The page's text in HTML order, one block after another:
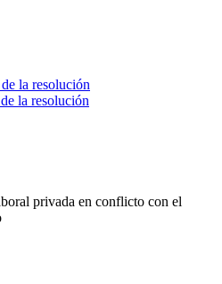
la resolución
la resolución
privada en conflicto con el